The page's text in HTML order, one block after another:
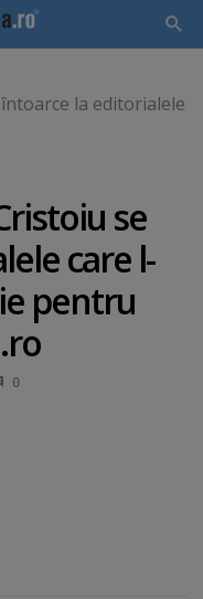
la editorialele
se
care l-
pentru
0